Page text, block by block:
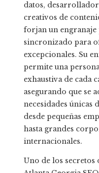
datos,
creativos de
forjan un engranaje
sincronizado para
excepcionales. Su
permite una
exhaustiva de cada
asegurando que se
necesidades únicas
desde pequeñas
hasta grandes
internacionales.
Uno de los secretos